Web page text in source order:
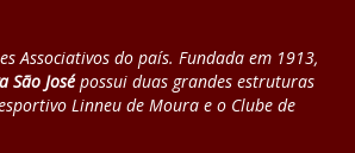
Associativos do país. Fundada em 1913,
São Josépossui duas grandes estruturas
Linneu de Moura e o Clube de